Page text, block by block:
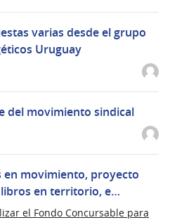
varias desde el grupo
Uruguay
del movimiento sindical
en movimiento, proyecto
en territorio, e…
el Fondo Concursable para